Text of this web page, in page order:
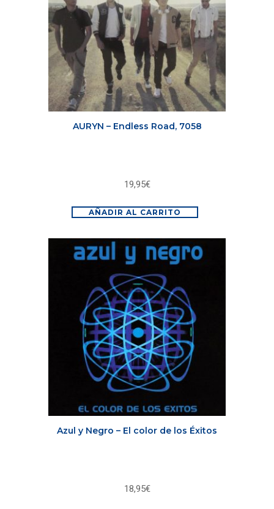
AURYN – Endless Road, 7058
19,95€
AÑADIR AL CARRITO
Azul y Negro – El color de los Éxitos
18,95€